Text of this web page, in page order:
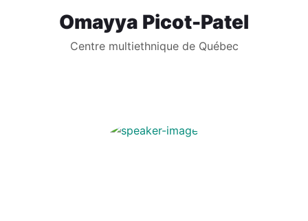
Omayya Picot-Patel
Centre multiethnique de Québec